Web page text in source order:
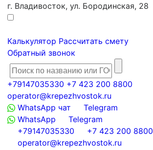
г. Владивосток, ул. Бородинская, 28
Калькулятор Рассчитать смету
Обратный звонок
+79147035330 +7 423 200 8800
operator@krepezhvostok.ru
WhatsApp чат
Telegram
WhatsApp
Telegram
+79147035330
+7 423 200 8800
operator@krepezhvostok.ru